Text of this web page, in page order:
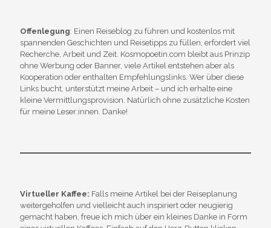
Offenlegung: Einen Reiseblog zu führen und kostenlos mit
spannenden Geschichten und Reisetipps zu füllen, erfordert viel
Recherche, Arbeit und Zeit. Kosmopoetin.com bleibt aus Prinzip
ohne Werbung oder Banner, viele Artikel entstehen aber als
Kooperation oder enthalten Empfehlungslinks. Wer über diese
Links bucht, unterstützt meine Arbeit – und ich erhalte eine
kleine Vermittlungsprovision. Natürlich ohne zusätzliche Kosten
für meine Leser:innen. Danke!
Virtueller Kaffee: Falls meine Artikel bei der Reiseplanung
weitergeholfen und vielleicht auch inspiriert oder neugierig
gemacht haben, freue ich mich über ein kleines Danke in Form